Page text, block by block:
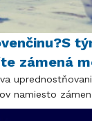
zámená
namiesto